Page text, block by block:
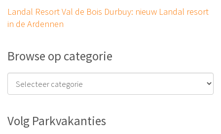
Landal Resort Val de Bois Durbuy: nieuw Landal resort
in de Ardennen
Browse op categorie
Volg Parkvakanties